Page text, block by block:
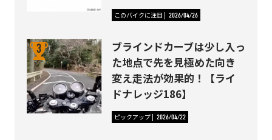
このバイクに注目 2026/04/26
ブラインドカーブは少し入っ
た地点で先を見極めた向き
変え走法が効果的！【ライ
ドナレッジ186】
ピックアップ 2026/04/22